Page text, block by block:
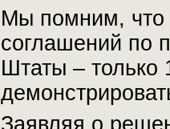
Мы помним, что
соглашений по
Штаты – только
Заявляя о